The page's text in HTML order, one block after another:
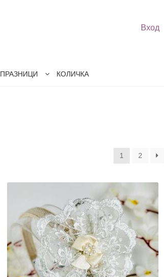
Вход
ПРАЗНИЦИ КОЛИЧКА
1 2